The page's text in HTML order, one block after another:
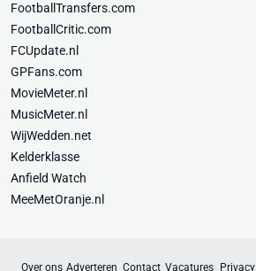
FootballTransfers.com
FootballCritic.com
FCUpdate.nl
GPFans.com
MovieMeter.nl
MusicMeter.nl
WijWedden.net
Kelderklasse
Anfield Watch
MeeMetOranje.nl
Over ons Adverteren Contact Vacatures Privacy